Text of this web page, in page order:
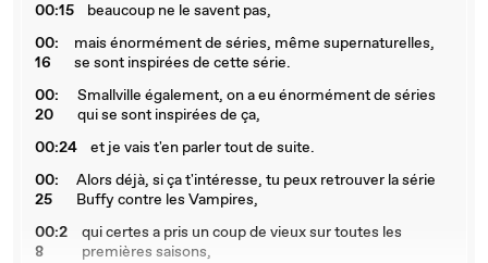
00:15
beaucoup ne le savent pas,
00:
16
mais énormément de séries, même supernaturelles,
se sont inspirées de cette série.
00:
20
Smallville également, on a eu énormément de séries
qui se sont inspirées de ça,
00:24
et je vais t'en parler tout de suite.
00:
25
Alors déjà, si ça t'intéresse, tu peux retrouver la série
Buffy contre les Vampires,
00:2
8
qui certes a pris un coup de vieux sur toutes les
premières saisons,